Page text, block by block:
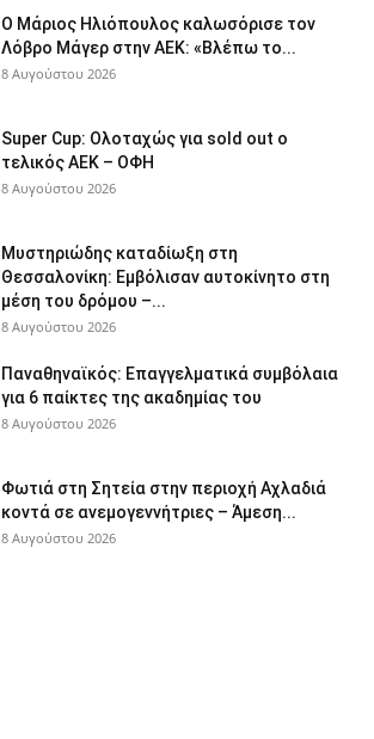
Ο Μάριος Ηλιόπουλος καλωσόρισε τον
Λόβρο Μάγερ στην ΑΕΚ: «Βλέπω το...
8 Αυγούστου 2026
Super Cup: Ολοταχώς για sold out ο
τελικός ΑΕΚ – ΟΦΗ
8 Αυγούστου 2026
Μυστηριώδης καταδίωξη στη
Θεσσαλονίκη: Εμβόλισαν αυτοκίνητο στη
μέση του δρόμου –...
8 Αυγούστου 2026
Παναθηναϊκός: Επαγγελματικά συμβόλαια
για 6 παίκτες της ακαδημίας του
8 Αυγούστου 2026
Φωτιά στη Σητεία στην περιοχή Αχλαδιά
κοντά σε ανεμογεννήτριες – Άμεση...
8 Αυγούστου 2026